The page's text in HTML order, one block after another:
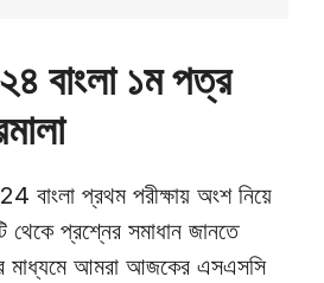
বাংলা ১ম পত্র
বাংলা প্রথম পরীক্ষায় অংশ নিয়ে
থেকে প্রশ্নের সমাধান জানতে
মাধ্যমে আমরা আজকের এসএসসি